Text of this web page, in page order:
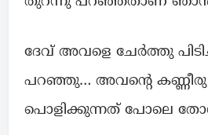
ദേവ് അവളെ ചേര്‍ത്തു
പറഞ്ഞു… അവന്റെ കണ്ണീരു
പൊളിക്കുന്നത് പോലെ